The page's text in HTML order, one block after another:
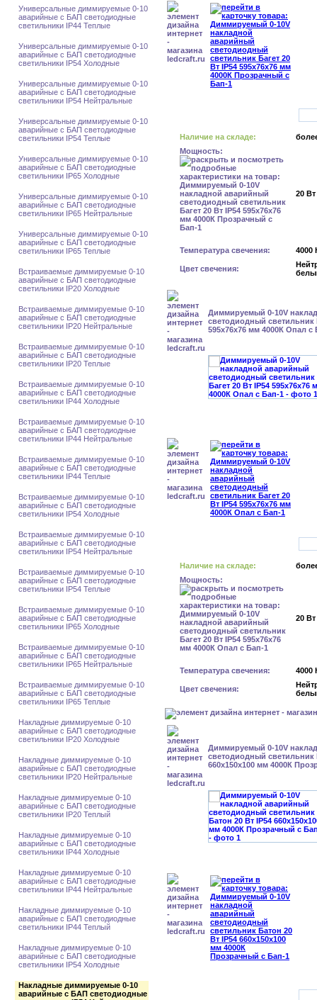
Универсальные диммируемые 0-10
аварийные с БАП светодиодные
светильники IP44 Теплые
Универсальные диммируемые 0-10
аварийные с БАП светодиодные
светильники IP54 Холодные
Универсальные диммируемые 0-10
аварийные с БАП светодиодные
светильники IP54 Нейтральные
Универсальные диммируемые 0-10
аварийные с БАП светодиодные
светильники IP54 Теплые
Универсальные диммируемые 0-10
аварийные с БАП светодиодные
светильники IP65 Холодные
Универсальные диммируемые 0-10
аварийные с БАП светодиодные
светильники IP65 Нейтральные
Универсальные диммируемые 0-10
аварийные с БАП светодиодные
светильники IP65 Теплые
Встраиваемые диммируемые 0-10
аварийные с БАП светодиодные
светильники IP20 Холодные
Встраиваемые диммируемые 0-10
аварийные с БАП светодиодные
светильники IP20 Нейтральные
Встраиваемые диммируемые 0-10
аварийные с БАП светодиодные
светильники IP20 Теплые
Встраиваемые диммируемые 0-10
аварийные с БАП светодиодные
светильники IP44 Холодные
Встраиваемые диммируемые 0-10
аварийные с БАП светодиодные
светильники IP44 Нейтральные
Встраиваемые диммируемые 0-10
аварийные с БАП светодиодные
светильники IP44 Теплые
Встраиваемые диммируемые 0-10
аварийные с БАП светодиодные
светильники IP54 Холодные
Встраиваемые диммируемые 0-10
аварийные с БАП светодиодные
светильники IP54 Нейтральные
Встраиваемые диммируемые 0-10
аварийные с БАП светодиодные
светильники IP54 Теплые
Встраиваемые диммируемые 0-10
аварийные с БАП светодиодные
светильники IP65 Холодные
Встраиваемые диммируемые 0-10
аварийные с БАП светодиодные
светильники IP65 Нейтральные
Встраиваемые диммируемые 0-10
аварийные с БАП светодиодные
светильники IP65 Теплые
Накладные диммируемые 0-10
аварийные с БАП светодиодные
светильники IP20 Холодные
Накладные диммируемые 0-10
аварийные с БАП светодиодные
светильники IP20 Нейтральные
Накладные диммируемые 0-10
аварийные с БАП светодиодные
светильники IP20 Теплый
Накладные диммируемые 0-10
аварийные с БАП светодиодные
светильники IP44 Холодные
Накладные диммируемые 0-10
аварийные с БАП светодиодные
светильники IP44 Нейтральные
Накладные диммируемые 0-10
аварийные с БАП светодиодные
светильники IP44 Теплый
Накладные диммируемые 0-10
аварийные с БАП светодиодные
светильники IP54 Холодные
Накладные диммируемые 0-10
аварийные с БАП светодиодные
Наличие на складе:
Мощность:
20 Вт
Температура свечения: 4000
Цвет свечения:
Диммируемый 0-10V
светодиодный светильник
595x76x76 мм 4000К Опал с
Наличие на складе:
Мощность:
20 Вт
Температура свечения: 4000
Цвет свечения:
Диммируемый 0-10V
светодиодный светильник
660x150x100 мм 4000К